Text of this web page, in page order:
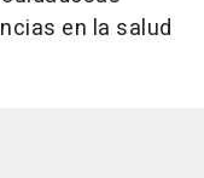
en la salud